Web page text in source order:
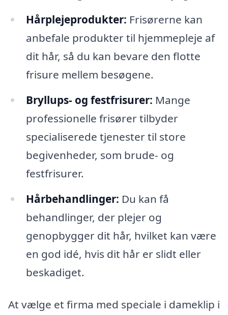
Hårplejeprodukter: Frisørerne kan
anbefale produkter til hjemmepleje af
dit hår, så du kan bevare den flotte
frisure mellem besøgene.
Bryllups- og festfrisurer: Mange
professionelle frisører tilbyder
specialiserede tjenester til store
begivenheder, som brude- og
festfrisurer.
Hårbehandlinger: Du kan få
behandlinger, der plejer og
genopbygger dit hår, hvilket kan være
en god idé, hvis dit hår er slidt eller
beskadiget.
At vælge et firma med speciale i dameklip i